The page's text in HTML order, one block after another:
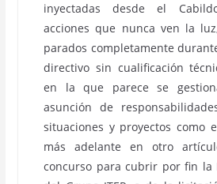
inyectadas desde el
acciones que nunca ven la
parados completamente
directivo sin cualificación
en la que parece se
asunción de
situaciones y proyectos como
más adelante en otro
concurso para cubrir por fin la